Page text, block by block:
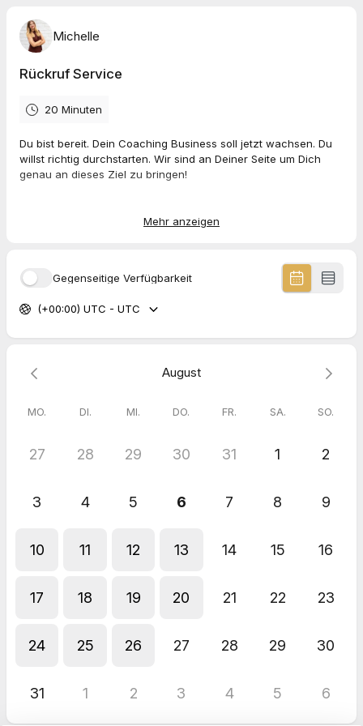
Michelle
Rückruf Service
20 Minuten
Du bist bereit. Dein Coaching Business soll jetzt wachsen. Du
willst richtig durchstarten. Wir sind an Deiner Seite um Dich
genau an dieses Ziel zu bringen!
Bitte such Dir einen Termin meinem Terminkalender und ich
Ich freue mich,
Mehr anzeigen
Gegenseitige Verfügbarkeit
(+00:00) UTC - UTC
August
MO. DI. MI. DO. FR. SA. SO.
27 28 29 30 31 1 2
3 4 5 6 7 8 9
10 11 12 13 14 15 16
17 18 19 20 21 22 23
24 25 26 27 28 29 30
31 1 2 3 4 5 6